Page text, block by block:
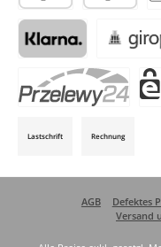
PayPal Später Bezahlen
Klarna (via Stripe)Giropay (via
Lastschrift Rechnung
AGB Defektes
Versand